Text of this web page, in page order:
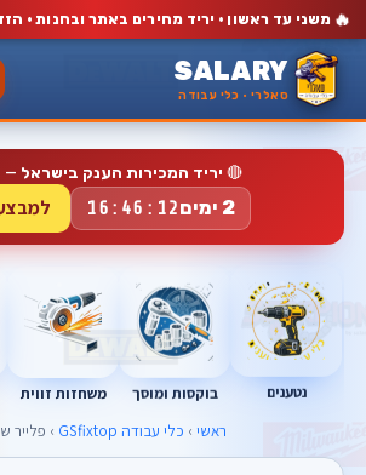
🔥 משני עד ראשון · יריד מחירים באתר ובחנות ·
SALARY
סאלרי · כלי עבודה
🔴 יריד המכירות הענק בישראל —
2 ימים 16:46:11
נטענים בוקסות ומוסך משחזות זווית
ראשי › כלי עבודה GSfixtop › פלייר